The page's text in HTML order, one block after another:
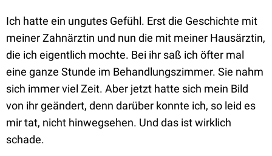
Ich hatte ein ungutes Gefühl. Erst die Geschichte mit
meiner Zahnärztin und nun die mit meiner Hausärztin,
die ich eigentlich mochte. Bei ihr saß ich öfter mal
eine ganze Stunde im Behandlungszimmer. Sie nahm
sich immer viel Zeit. Aber jetzt hatte sich mein Bild
von ihr geändert, denn darüber konnte ich, so leid es
mir tat, nicht hinwegsehen. Und das ist wirklich
schade.